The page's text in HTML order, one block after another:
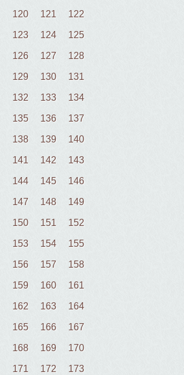
120 121 122
123 124 125
126 127 128
129 130 131
132 133 134
135 136 137
138 139 140
141 142 143
144 145 146
147 148 149
150 151 152
153 154 155
156 157 158
159 160 161
162 163 164
165 166 167
168 169 170
171 172 173